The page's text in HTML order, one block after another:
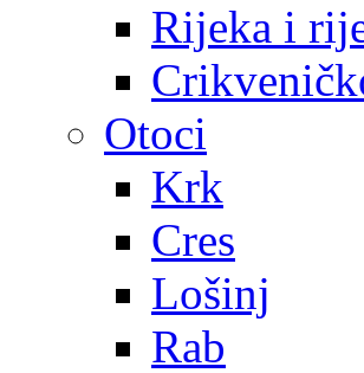
Rijeka i
Otoci
Krk
Cres
Lošinj
Rab